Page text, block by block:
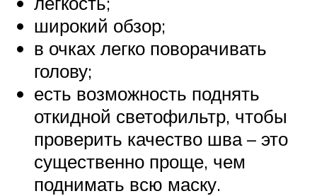
широкий обзор;
в очках легко поворачивать
голову;
есть возможность поднять
откидной светофильтр, чтобы
проверить качество шва – это
существенно проще, чем
поднимать всю маску.